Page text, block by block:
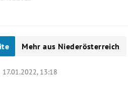
Mehr aus Niederösterreich
17.01.2022, 13:18